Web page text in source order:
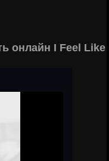
онлайн I Feel